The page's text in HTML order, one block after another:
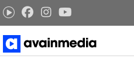
Siirry
sisältöön